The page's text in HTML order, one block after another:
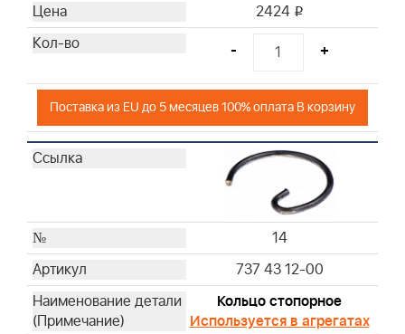
2424 i
- +
Поставка из EU до 5 месяцев 100% оплата В корзину
14
737 43 12-00
Кольцо стопорное
Используется в агрегатах